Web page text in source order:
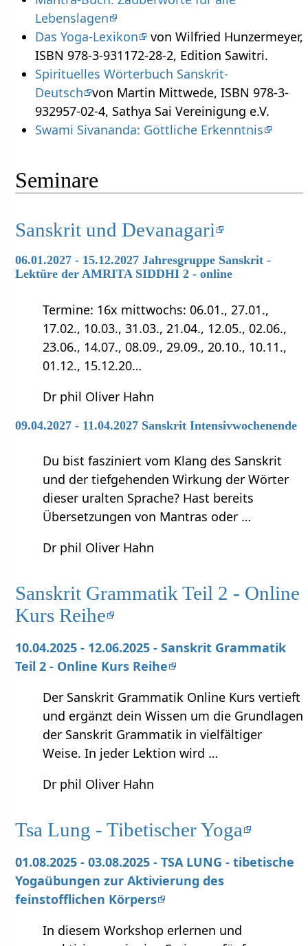
Lebenslagen
Das Yoga-Lexikon
von Wilfried Hunzermeyer,
ISBN 978-3-931172-28-2, Edition Sawitri.
Spirituelles Wörterbuch Sanskrit-
Deutsch von Martin Mittwede, ISBN 978-3-
932957-02-4, Sathya Sai Vereinigung e.V.
Swami Sivananda: Göttliche Erkenntnis
Seminare
Sanskrit und Devanagari
06.01.2027 - 15.12.2027 Jahresgruppe Sanskrit -
Lektüre der AMRITA SIDDHI 2 - online
Termine: 16x mittwochs: 06.01., 27.01.,
17.02., 10.03., 31.03., 21.04., 12.05., 02.06.,
23.06., 14.07., 08.09., 29.09., 20.10., 10.11.,
01.12., 15.12.20…
Dr phil Oliver Hahn
09.04.2027 - 11.04.2027 Sanskrit Intensivwochenende
Du bist fasziniert vom Klang des Sanskrit
und der tiefgehenden Wirkung der Wörter
dieser uralten Sprache? Hast bereits
Übersetzungen von Mantras oder …
Dr phil Oliver Hahn
Sanskrit Grammatik Teil 2 - Online
Kurs Reihe
10.04.2025 - 12.06.2025 - Sanskrit Grammatik
Teil 2 - Online Kurs Reihe
Der Sanskrit Grammatik Online Kurs vertieft
und ergänzt dein Wissen um die Grundlagen
der Sanskrit Grammatik in vielfältiger
Weise. In jeder Lektion wird …
Dr phil Oliver Hahn
Tsa Lung - Tibetischer Yoga
01.08.2025 - 03.08.2025 - TSA LUNG - tibetische
Yogaübungen zur Aktivierung des
feinstofflichen Körpers
In diesem Workshop erlernen und